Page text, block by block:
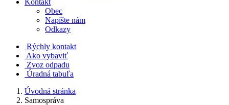
Kontakt
Obec
Napíšte nám
Odkazy
Rýchly kontakt
Ako vybaviť
Zvoz odpadu
Úradná tabuľa
Úvodná stránka
Samospráva